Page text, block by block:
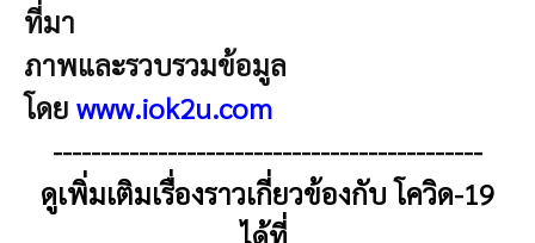
ที่มา
ภาพและรวบรวมข้อมูล
โดย www.iok2u.com
---------------------------------------------
ดูเพิ่มเติมเรื่องราวเกี่ยวข้องกับ โควิด-19